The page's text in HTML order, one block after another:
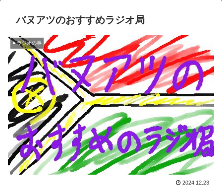
バヌアツのおすすめラジオ局
● ラジオの事
2024.12.23